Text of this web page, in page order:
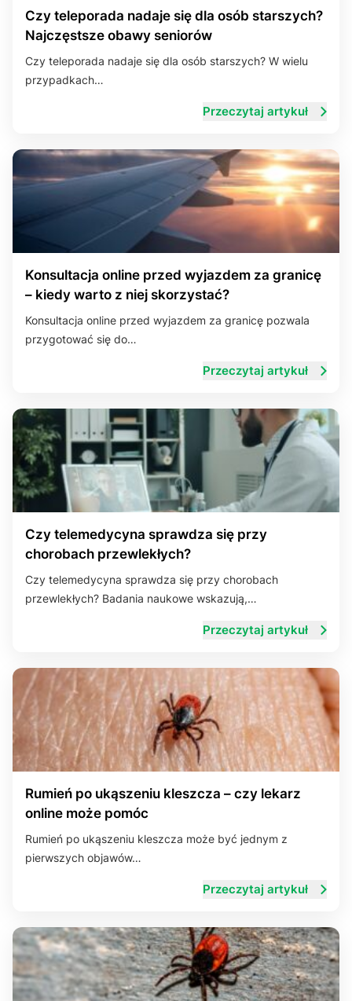
Czy teleporada nadaje się dla osób starszych?
Najczęstsze obawy seniorów
Czy teleporada nadaje się dla osób starszych? W wielu
przypadkach…
Przeczytaj artykuł
Konsultacja online przed wyjazdem za granicę
– kiedy warto z niej skorzystać?
Konsultacja online przed wyjazdem za granicę pozwala
przygotować się do…
Przeczytaj artykuł
Czy telemedycyna sprawdza się przy
chorobach przewlekłych?
Czy telemedycyna sprawdza się przy chorobach
przewlekłych? Badania naukowe wskazują,…
Przeczytaj artykuł
Rumień po ukąszeniu kleszcza – czy lekarz
online może pomóc
Rumień po ukąszeniu kleszcza może być jednym z
pierwszych objawów…
Przeczytaj artykuł